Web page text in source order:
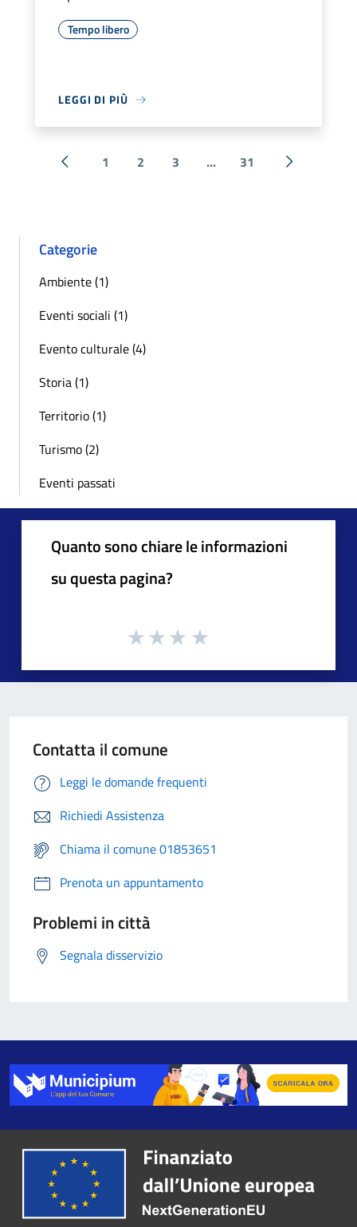
Tempo libero
LEGGI DI PIÙ
« Precedente
1 2 3 ... 31 Successiva
Categorie
Ambiente (1)
Eventi sociali (1)
Evento culturale (4)
Storia (1)
Territorio (1)
Turismo (2)
Eventi passati
Quanto sono chiare le informazioni
su questa pagina?
Contatta il comune
Leggi le domande frequenti
Richiedi Assistenza
Chiama il comune 01853651
Prenota un appuntamento
Problemi in città
Segnala disservizio